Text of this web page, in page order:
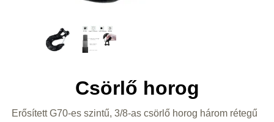
Csörlő horog
Erősített G70-es szintű, 3/8-as csörlő horog három rétegű